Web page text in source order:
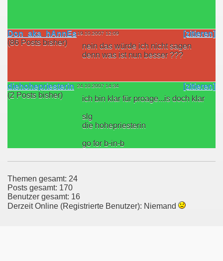
Don_aka_hAnnEs
(86 Posts bisher)
19.10.2007 12:09
[zitieren]
nein das würde ich nicht sagen
denn was ist nun besser ???
diehohepriesterin
(2 Posts bisher)
24.10.2007 14:34
[zitieren]
ich bin klar für proage...is doch klar
slg
die hohepriesterin
go for b-in-b
Themen gesamt: 24
Posts gesamt: 170
Benutzer gesamt: 16
Derzeit Online (Registrierte Benutzer): Niemand